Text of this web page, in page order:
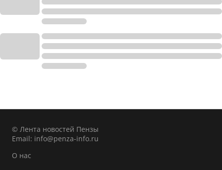
© Лента новостей Пензы
Email: info@penza-info.ru
О нас